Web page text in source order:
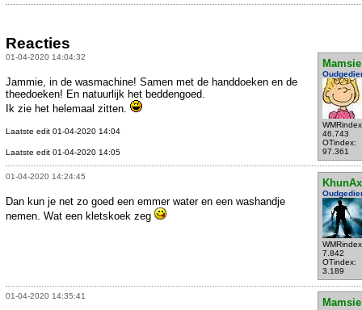
Reacties
01-04-2020 14:04:32
Mamsie
46.743
OTindex:
97.361
Jammie, in de wasmachine! Samen met de handdoeken en de
theedoeken! En natuurlijk het beddengoed.
Ik zie het helemaal zitten.
Laatste edit 01-04-2020 14:04
Laatste edit 01-04-2020 14:05
01-04-2020 14:24:45
7.842
OTindex:
3.189
Dan kun je net zo goed een emmer water en een washandje
nemen. Wat een kletskoek zeg
01-04-2020 14:35:41
Mamsie